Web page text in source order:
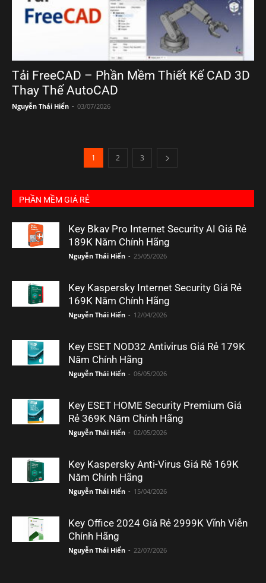
Tải FreeCAD – Phần Mềm Thiết Kế CAD 3D
Thay Thế AutoCAD
Nguyễn Thái Hiển - 03/07/2026
1 2 3
PHẦN MỀM GIÁ RẺ
Key Bkav Pro Internet Security AI Giá Rẻ
189K Năm Chính Hãng
Nguyễn Thái Hiển - 25/05/2026
Key Kaspersky Internet Security Giá Rẻ
169K Năm Chính Hãng
Nguyễn Thái Hiển - 12/04/2026
Key ESET NOD32 Antivirus Giá Rẻ 179K
Năm Chính Hãng
Nguyễn Thái Hiển - 06/05/2026
Key ESET HOME Security Premium Giá
Rẻ 369K Năm Chính Hãng
Nguyễn Thái Hiển - 02/05/2026
Key Kaspersky Anti-Virus Giá Rẻ 169K
Năm Chính Hãng
Nguyễn Thái Hiển - 15/04/2026
Key Office 2024 Giá Rẻ 2999K Vĩnh Viễn
Chính Hãng
Nguyễn Thái Hiển - 22/07/2026